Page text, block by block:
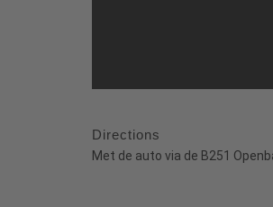
Directions
Met de auto via de B251